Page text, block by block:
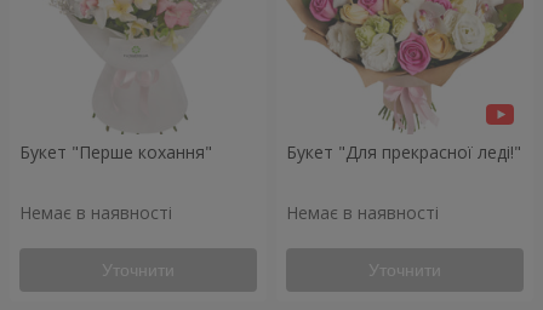
Букет "Перше кохання"
Немає в наявності
Уточнити
Букет "Для прекрасної леді!"
Немає в наявності
Уточнити